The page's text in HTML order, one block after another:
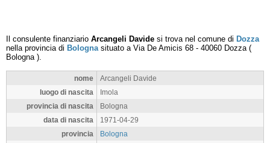
Il consulente finanziario Arcangeli Davide si trova nel comune di Dozza
nella provincia di Bolognasituato a Via De Amicis 68 - 40060 Dozza(
Bologna).
nome
Arcangeli Davide
luogo di nascita
Imola
provincia di nascita
Bologna
data di nascita
1971-04-29
provincia
Bologna